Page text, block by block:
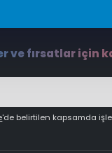
ve fırsatlar için
'de belirtilen kapsamda